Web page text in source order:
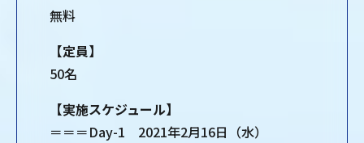
無料
【定員】
50名
【実施スケジュール】
＝＝＝Day-1 2021年2月16日（水）